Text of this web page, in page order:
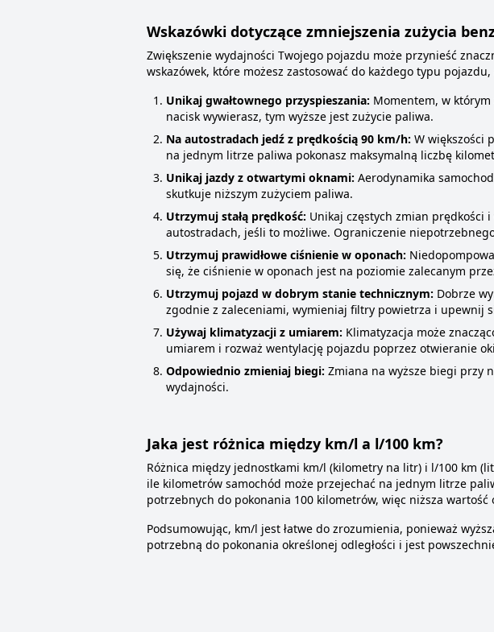
Wskazówki dotyczące zmniejszenia zużycia
Zwiększenie wydajności Twojego pojazdu może przynieść
wskazówek, które możesz zastosować do każdego typu
Unikaj gwałtownego przyspieszania: Momentem, w
nacisk wywierasz, tym wyższe jest zużycie paliwa.
Na autostradach jedź z prędkością 90 km/h: W większości
na jednym litrze paliwa pokonasz maksymalną liczbę
Unikaj jazdy z otwartymi oknami: Aerodynamika
skutkuje niższym zużyciem paliwa.
Utrzymuj stałą prędkość: Unikaj częstych zmian prędkości
autostradach, jeśli to możliwe. Ograniczenie
Utrzymuj prawidłowe ciśnienie w oponach:
się, że ciśnienie w oponach jest na poziomie zalecanym
Utrzymuj pojazd w dobrym stanie technicznym: Dobrze
zgodnie z zaleceniami, wymieniaj filtry powietrza i upewnij
Używaj klimatyzacji z umiarem: Klimatyzacja może
umiarem i rozważ wentylację pojazdu poprzez otwieranie
Odpowiednio zmieniaj biegi: Zmiana na wyższe biegi przy
wydajności.
Jaka jest różnica między km/l a l/100 km?
Różnica między jednostkami km/l (kilometry na litr) i l/100 km
ile kilometrów samochód może przejechać na jednym litrze
potrzebnych do pokonania 100 kilometrów, więc niższa wartość
Podsumowując, km/l jest łatwe do zrozumienia, ponieważ
potrzebną do pokonania określonej odległości i jest